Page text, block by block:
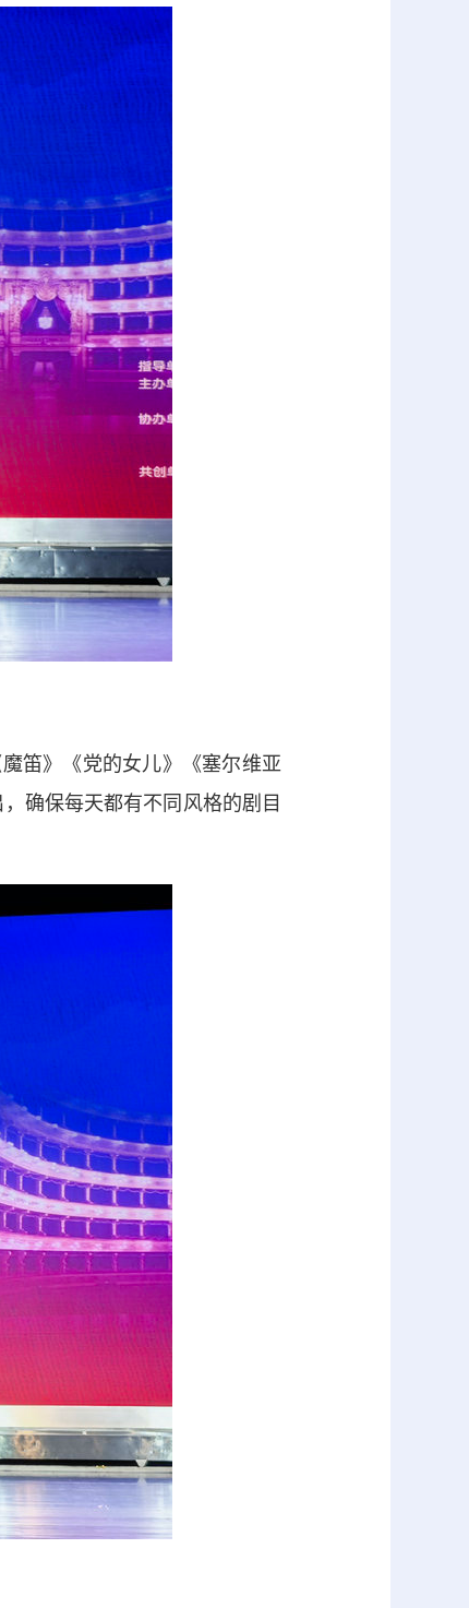
笛》《党的女儿》《塞尔维亚
确保每天都有不同风格的剧目